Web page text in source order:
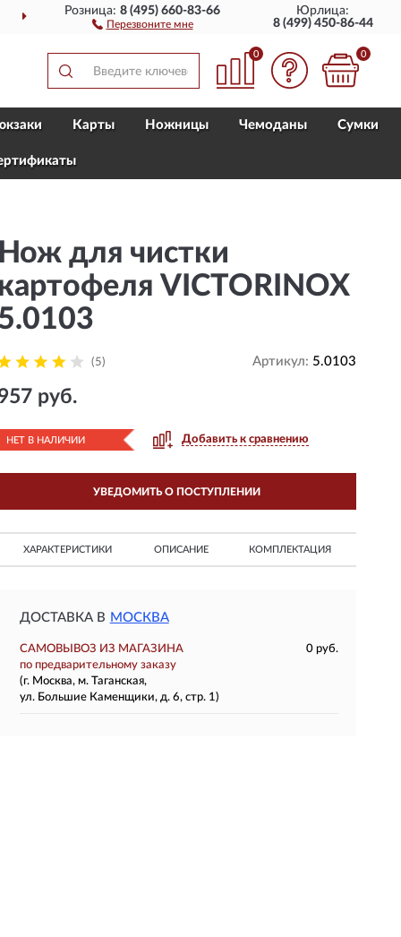
ДОСТАВИМ ПО ВСЕЙ РОССИИ
Розница:8 (495) 660-83-66
Перезвоните мне
Юрлица:
8 (499) 450-86-44
0 0
Карты Ножницы Чемоданы Сумки
Нож для чистки
картофеля VICTORINOX
(5) Артикул: 5.0103
руб.
НЕТ В НАЛИЧИИ Добавить к сравнению
УВЕДОМИТЬ О ПОСТУПЛЕНИИ
ХАРАКТЕРИСТИКИ ОПИСАНИЕ КОМПЛЕКТАЦИЯ
ДОСТАВКА В МОСКВА
САМОВЫВОЗ ИЗ МАГАЗИНА
0 руб.
по предварительному заказу
(г. Москва, м. Таганская,
ул. Большие Каменщики, д. 6, стр. 1)